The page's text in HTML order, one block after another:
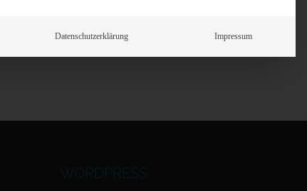
WORDPRESS
Datenschutzerklärung Impressum